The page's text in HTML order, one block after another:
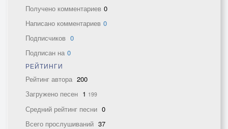
Получено комментариев 0
Написано комментариев 0
Подписчиков 0
Подписан на 0
РЕЙТИНГИ
Рейтинг автора 200
Загружено песен 1 199
Средний рейтинг песни 0
Всего прослушиваний 37